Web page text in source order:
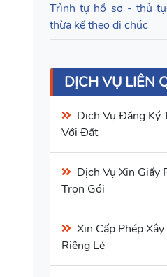
Trình tự hồ sơ - thủ
thừa kế theo di chúc
DỊCH VỤ LIÊN
Dịch Vụ Đăng Ký
Với Đất
Dịch Vụ Xin Giấy
Trọn Gói
Xin Cấp Phép
Riêng Lẻ